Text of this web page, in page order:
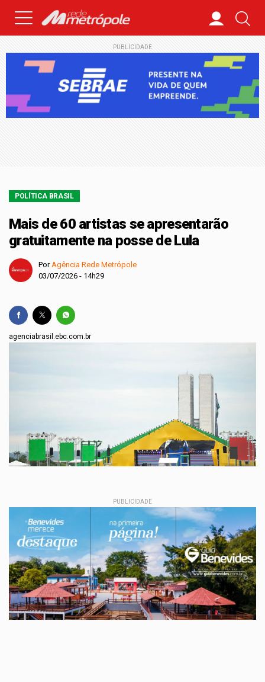
PUBLICIDADE
POLÍTICA BRASIL
Mais de 60 artistas se apresentarão
gratuitamente na posse de Lula
PorAgência Rede Metrópole
03/07/2026 - 14h29
agenciabrasil.ebc.com.br
PUBLICIDADE